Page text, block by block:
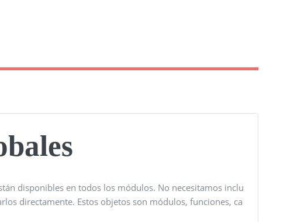
disponibles en todos los módulos. No necesitamos inclu
directamente. Estos objetos son módulos, funciones, ca